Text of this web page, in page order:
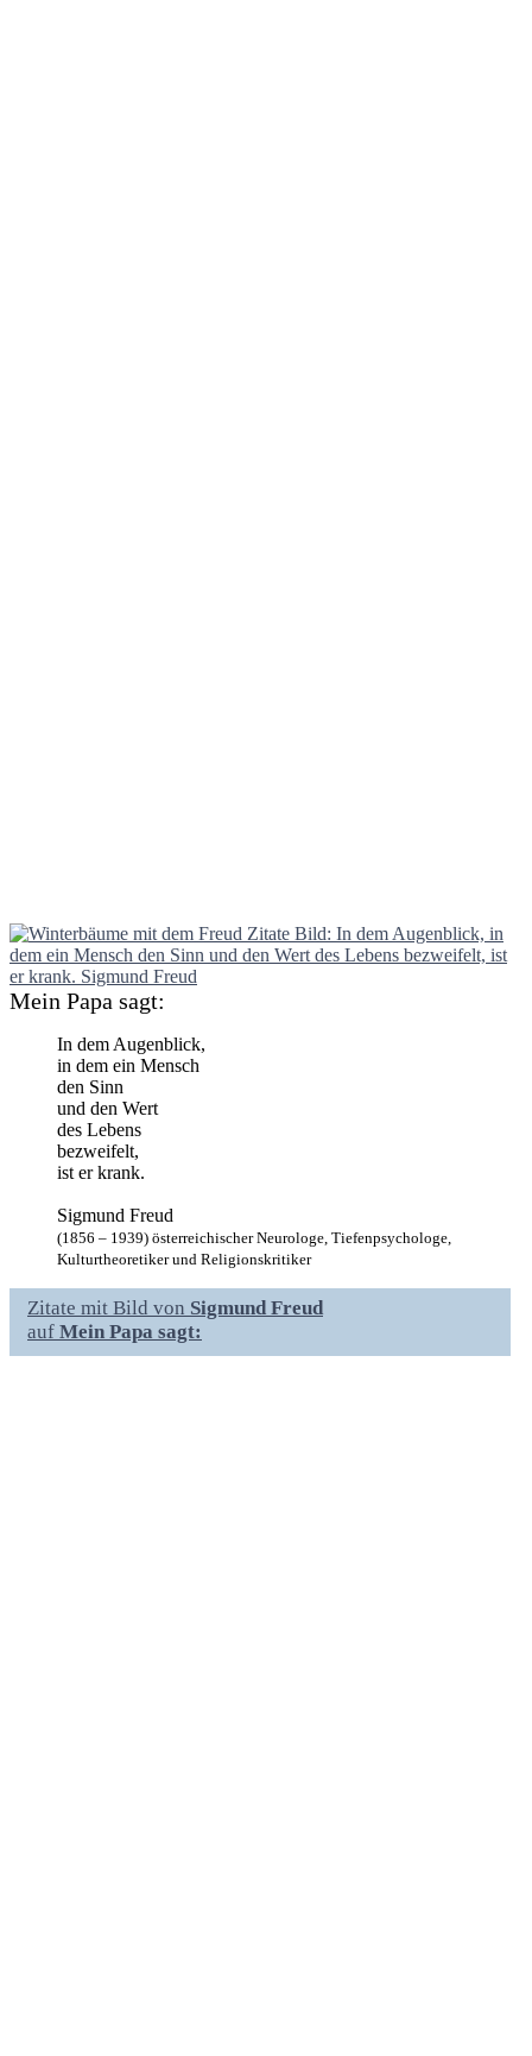
Mein Papa sagt:
In dem Augenblick,
in dem ein Mensch
den Sinn
und den Wert
des Lebens
bezweifelt,
ist er krank.
Sigmund Freud
(1856 – 1939) österreichischer Neurologe, Tiefenpsychologe,
Kulturtheoretiker und Religionskritiker
Zitate mit Bild von Sigmund Freud
auf Mein Papa sagt: